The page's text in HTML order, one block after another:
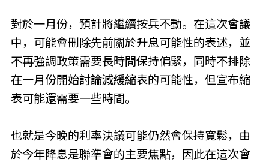
對於一月份，預計將繼續按兵不動。在這次會議
中，可能會刪除先前關於升息可能性的表述，並
不再強調政策需要長時間保持偏緊，同時不排除
在一月份開始討論減緩縮表的可能性，但宣布縮
表可能還需要一些時間。
也就是今晚的利率決議可能仍然會保持寬鬆，由
於今年降息是聯準會的主要焦點，因此在這次會